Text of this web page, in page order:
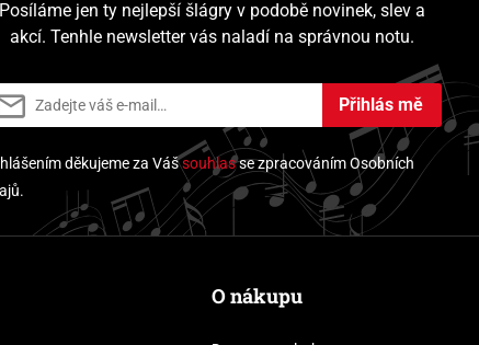
Posíláme jen ty nejlepší šlágry v podobě novinek, slev a
akcí. Tenhle newsletter vás naladí na správnou notu.
Přihlás mě
děkujeme za Vášsouhlasse zpracováním Osobních
O nákupu